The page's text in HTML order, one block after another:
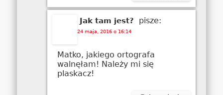
Jak tam jest? pisze:
24 maja, 2016 o 16:14
Matko, jakiego ortografa
walnęłam! Należy mi się
plaskacz!